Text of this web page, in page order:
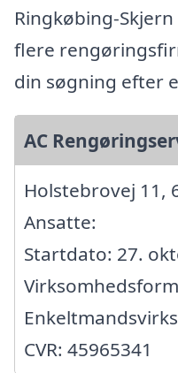
Ringkøbing-
flere
din søgning efter
AC
Holstebrovej 11,
Ansatte:
Startdato: 27.
CVR: 45965341